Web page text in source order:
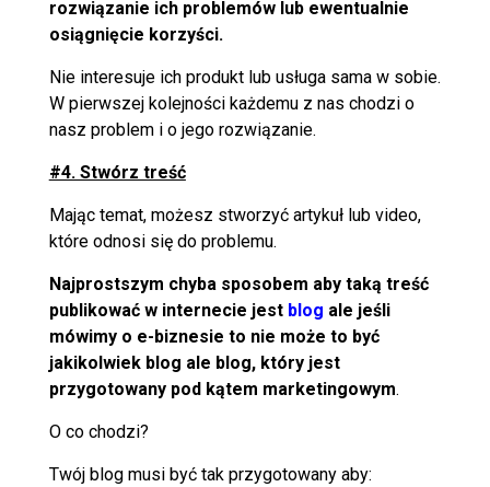
rozwiązanie ichproblemów lub ewentualnie
osiągnięcie korzyści.
Nie interesuje ich produkt lub usługa sama w sobie.
W pierwszej kolejności każdemu z nas chodzi o
nasz problem i o jego rozwiązanie.
#4. Stwórz treść
Mając temat, możesz stworzyć artykuł lub video,
które odnosi się do problemu.
Najprostszym chyba sposobem aby taką treść
publikować w internecie jest blog ale jeśli
mówimy o e-biznesie to nie może to być
jakikolwiek blog ale blog, który jest
przygotowany pod kątem marketingowym.
O co chodzi?
Twój blog musi być tak przygotowany aby: